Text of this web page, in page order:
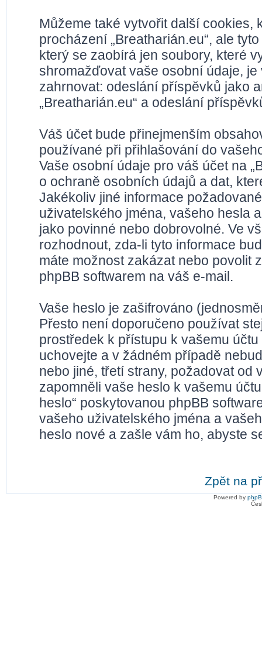
Můžeme také vytvořit další cookies,
procházení „Breatharián.eu“, ale
který se zaobírá jen soubory, které
shromažďovat vaše osobní údaje,
zahrnovat: odeslání příspěvků jako
„Breatharián.eu“ a odeslání
Váš účet bude přinejmenším
používané při přihlašování do
Vaše osobní údaje pro váš účet na
o ochraně osobních údajů a dat,
Jakékoliv jiné informace
uživatelského jména, vašeho hesla
jako povinné nebo dobrovolné. Ve
rozhodnout, zda-li tyto informace
máte možnost zakázat nebo povolit
phpBB softwarem na váš e-mail.
Vaše heslo je zašifrováno
Přesto není doporučeno používat
prostředek k přístupu k vašemu
uchovejte a v žádném případě
nebo jiné, třetí strany, požadovat od
zapomněli vaše heslo k vašemu
heslo“ poskytovanou phpBB
vašeho uživatelského jména a
heslo nové a zašle vám ho, abyste
Zpět na
Powered by